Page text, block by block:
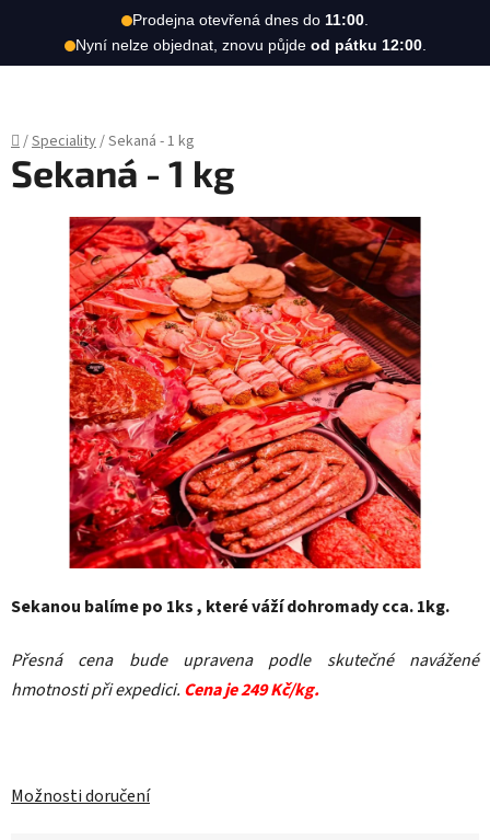
Prodejna otevřená dnes do 11:00
Nyní nelze objednat, znovu půjde od pátku 12:00.
Hledat
KOŠÍK
Domů
/Speciality/Sekaná - 1 kg
Sekanou balíme po 1ks , které váží dohromady cca. 1kg.
Přesná cena bude upravena podle skutečné navážené
hmotnosti při expedici. Cena je 249 Kč/kg.
Možnosti doručení
Sekaná - 1 kg